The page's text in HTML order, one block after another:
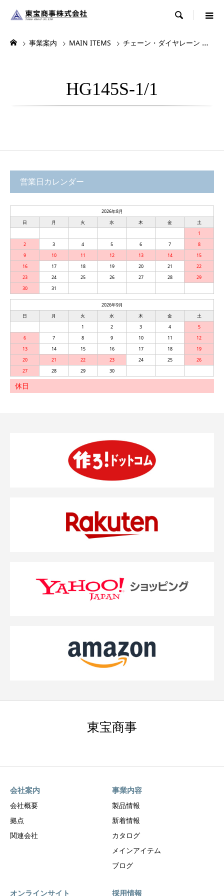

事業案内 MAIN ITEMS チェーン・ダイヤレーン
HG145S-1/1
営業日カレンダー
2026年8月
日
月 火 水 木 金
土
1
2
3 4 5 6 7
8
9
10 11 12 13 14
15
16
17 18 19 20 21
22
23
24 25 26 27 28
29
30
31
2026年9月
日
月 火 水 木 金
土
1
2 3 4
5
6
7 8 9 10 11
12
13
14 15 16 17 18
19
20
21 22 23 24 25
26
27
28 29 30
休日
東宝商事
会社案内
会社概要
拠点
関連会社
事業内容
製品情報
新着情報
カタログ
メインアイテム
ブログ
オンラインサイト 採用情報